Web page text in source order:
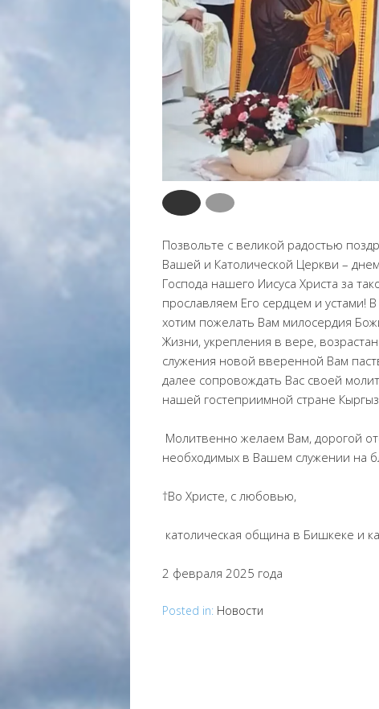
Позвольте с великой радостью
Вашей и Католической Церкви –
Господа нашего Иисуса Христа за
прославляем Его сердцем и
хотим пожелать Вам милосердия
Жизни, укрепления в вере,
служения новой вверенной Вам
далее сопровождать Вас своей
нашей гостеприимной стране
Молитвенно желаем Вам, дорогой
необходимых в Вашем служении на
†Во Христе, с любовью,
католическая община в Бишкеке и
2 февраля 2025 года
Posted in: Новости